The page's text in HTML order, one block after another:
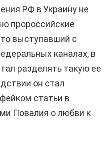
РФ в Украину не
пророссийские
выступавший с
каналах, в
разделять такую ее
он стал
статьи в
Повалия о любви к